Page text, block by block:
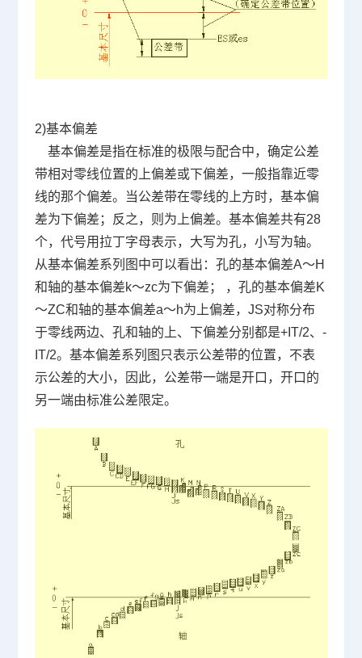
2)基本偏差
基本偏差是指在标准的极限与配合中，确定公差
带相对零线位置的上偏差或下偏差，一般指靠近零
线的那个偏差。当公差带在零线的上方时，基本偏
差为下偏差；反之，则为上偏差。基本偏差共有28
个，代号用拉丁字母表示，大写为孔，小写为轴。
从基本偏差系列图中可以看出：孔的基本偏差A～H
和轴的基本偏差k～zc为下偏差； ，孔的基本偏差K
～ZC和轴的基本偏差a～h为上偏差， JS对称分布
于零线两边、孔和轴的上、下偏差分别都是+IT/2、 -
IT/2。基本偏差系列图只表示公差带的位置，不表
示公差的大小，因此，公差带一端是开口，开口的
另一端由标准公差限定。